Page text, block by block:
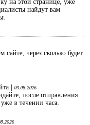
на этой странице, уже
найдут вам
через сколько будет
|
03.08.2026
после отправления
уже в течении часа.